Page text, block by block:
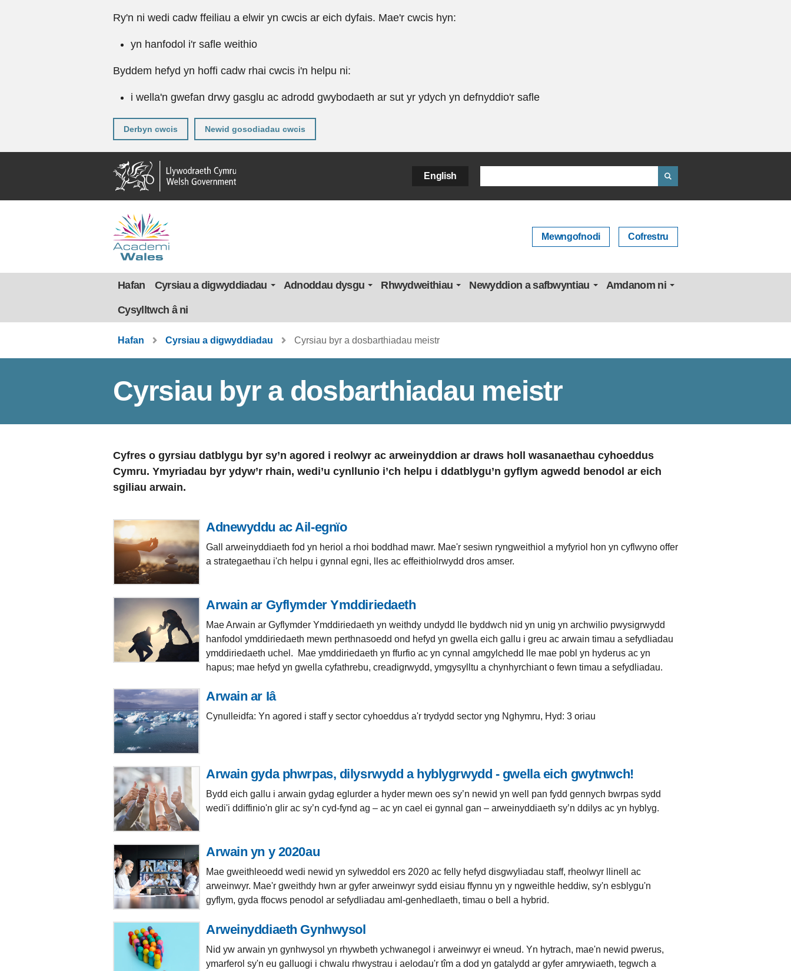
Ry'n ni wedi cadw ffeiliau a elwir yn cwcis ar eich dyfais. Mae'r cwcis hyn:
yn hanfodol i'r safle weithio
Byddem hefyd yn hoffi cadw rhai cwcis i'n helpu ni:
i wella'n gwefan drwy gasglu ac adrodd gwybodaeth ar sut yr ydych yn defnyddio'r safle
Derbyn cwcis Newid gosodiadau cwcis
English
Mewngofnodi Cofrestru
Hafan Cyrsiau a digwyddiadau Adnoddau dysgu Rhwydweithiau Newyddion a safbwyntiau Amdanom ni
Cysylltwch â ni
Hafan Cyrsiau a digwyddiadau Cyrsiau byr a dosbarthiadau meistr
Cyrsiau byr a dosbarthiadau meistr
Cyfres o gyrsiau datblygu byr sy’n agored i reolwyr ac arweinyddion ar draws holl wasanaethau cyhoeddus
Cymru. Ymyriadau byr ydyw’r rhain, wedi’u cynllunio i’ch helpu i ddatblygu’n gyflym agwedd benodol ar eich
sgiliau arwain.
Adnewyddu ac Ail-egnïo
Gall arweinyddiaeth fod yn heriol a rhoi boddhad mawr. Mae'r sesiwn ryngweithiol a myfyriol hon yn cyflwyno offer
a strategaethau i'ch helpu i gynnal egni, lles ac effeithiolrwydd dros amser.
Arwain ar Gyflymder Ymddiriedaeth
Mae Arwain ar Gyflymder Ymddiriedaeth yn weithdy undydd lle byddwch nid yn unig yn archwilio pwysigrwydd
hanfodol ymddiriedaeth mewn perthnasoedd ond hefyd yn gwella eich gallu i greu ac arwain timau a sefydliadau
ymddiriedaeth uchel. Mae ymddiriedaeth yn ffurfio ac yn cynnal amgylchedd lle mae pobl yn hyderus ac yn
hapus; mae hefyd yn gwella cyfathrebu, creadigrwydd, ymgysylltu a chynhyrchiant o fewn timau a sefydliadau.
Arwain ar Iâ
Cynulleidfa: Yn agored i staff y sector cyhoeddus a'r trydydd sector yng Nghymru, Hyd: 3 oriau
Arwain gyda phwrpas, dilysrwydd a hyblygrwydd - gwella eich gwytnwch!
Bydd eich gallu i arwain gydag eglurder a hyder mewn oes sy’n newid yn well pan fydd gennych bwrpas sydd
wedi'i ddiffinio'n glir ac sy’n cyd-fynd ag – ac yn cael ei gynnal gan – arweinyddiaeth sy’n ddilys ac yn hyblyg.
Arwain yn y 2020au
Mae gweithleoedd wedi newid yn sylweddol ers 2020 ac felly hefyd disgwyliadau staff, rheolwyr llinell ac
arweinwyr. Mae'r gweithdy hwn ar gyfer arweinwyr sydd eisiau ffynnu yn y ngweithle heddiw, sy'n esblygu'n
gyflym, gyda ffocws penodol ar sefydliadau aml-genhedlaeth, timau o bell a hybrid.
Arweinyddiaeth Gynhwysol
Nid yw arwain yn gynhwysol yn rhywbeth ychwanegol i arweinwyr ei wneud. Yn hytrach, mae'n newid pwerus,
ymarferol sy'n eu galluogi i chwalu rhwystrau i aelodau'r tîm a dod yn gatalydd ar gyfer amrywiaeth, tegwch a